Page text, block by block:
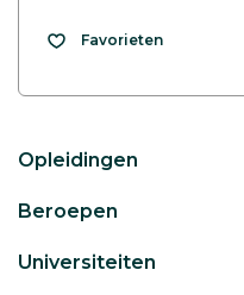
Favorieten
Opleidingen
Beroepen
Universiteiten